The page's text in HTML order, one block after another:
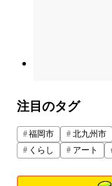
注目のタグ
福岡市 北九州市
くらし
アート